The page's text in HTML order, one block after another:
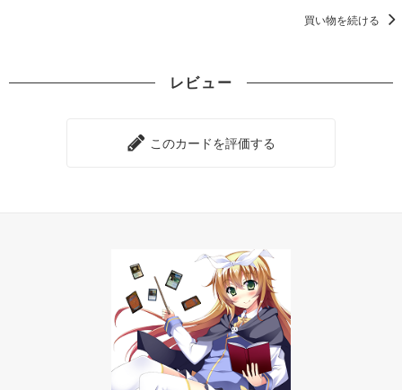
買い物を続ける
レビュー
このカードを評価する